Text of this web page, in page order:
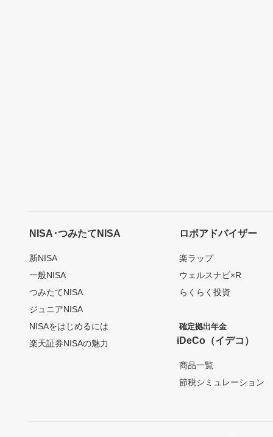
NISA･つみたてNISA
新NISA
一般NISA
つみたてNISA
ジュニアNISA
NISAをはじめるには
楽天証券NISAの魅力
ロボアドバイザー
楽ラップ
ウェルスナビ×R
らくらく投資
確定拠出年金
iDeCo（イデコ）
商品一覧
節税シミュレーション